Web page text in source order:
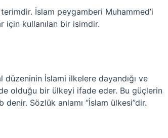
için kullanılan bir isimdir.
İslami ilkelere dayandığı ve
olduğu bir ülkeyi ifade eder. Bu güçlerin
Sözlük anlamı “İslam ülkesi”dir.